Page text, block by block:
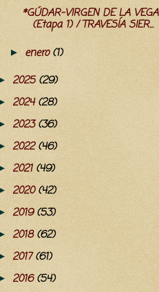
*GÚDAR-VIRGEN DE LA VEGA
(Etapa 1) / TRAVESÍA SIER...
► enero(1)
2025(29)
2024(28)
2023(36)
2022(46)
2021 (49)
2020(42)
2019(53)
2018(62)
2017(61)
2016(54)